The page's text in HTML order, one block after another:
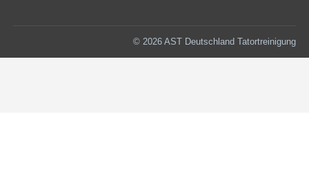
© 2026 AST Deutschland Tatortreinigung